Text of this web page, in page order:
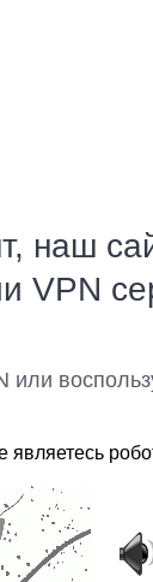
наш
VPN
или
являетесь